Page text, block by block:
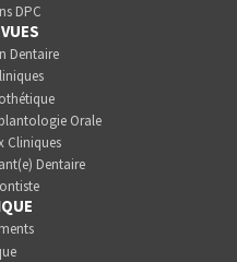
DPC
Dentaire
Orale
Cliniques
Dentaire